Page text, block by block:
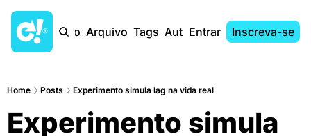
Início Arquivo Tags AutoresEntrar Inscreva-se
Home Posts Experimento simula lag na vida real
Experimento simula